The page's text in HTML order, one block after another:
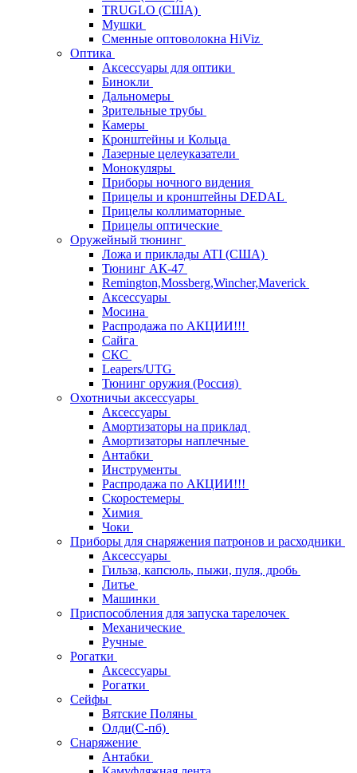
TRUGLO (США)
Мушки
Сменные оптоволокна HiViz
Оптика
Аксессуары для оптики
Бинокли
Дальномеры
Зрительные трубы
Камеры
Кронштейны и Кольца
Лазерные целеуказатели
Монокуляры
Приборы ночного видения
Прицелы и кронштейны DEDAL
Прицелы коллиматорные
Прицелы оптические
Оружейный тюнинг
Ложа и приклады ATI (США)
Тюнинг АК-47
Remington,Mossberg,Wincher,Maverick
Аксессуары
Мосина
Распродажа по АКЦИИ!!!
Сайга
СКС
Leapers/UTG
Тюнинг оружия (Россия)
Охотничьи аксессуары
Аксессуары
Амортизаторы на приклад
Амортизаторы наплечные
Антабки
Инструменты
Распродажа по АКЦИИ!!!
Скоростемеры
Химия
Чоки
Приборы для снаряжения патронов и расходники
Аксессуары
Гильза, капсюль, пыжи, пуля, дробь
Литье
Машинки
Приспособления для запуска тарелочек
Механические
Ручные
Рогатки
Аксессуары
Рогатки
Сейфы
Вятские Поляны
Олди(С-пб)
Снаряжение
Антабки